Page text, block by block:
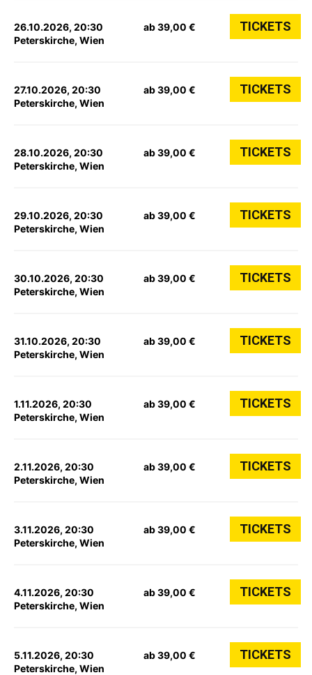
26.10.2026, 20:30
Peterskirche, Wien
ab 39,00 € TICKETS
27.10.2026, 20:30
Peterskirche, Wien
ab 39,00 € TICKETS
28.10.2026, 20:30
Peterskirche, Wien
ab 39,00 € TICKETS
29.10.2026, 20:30
Peterskirche, Wien
ab 39,00 € TICKETS
30.10.2026, 20:30
Peterskirche, Wien
ab 39,00 € TICKETS
31.10.2026, 20:30
Peterskirche, Wien
ab 39,00 € TICKETS
1.11.2026, 20:30
Peterskirche, Wien
ab 39,00 € TICKETS
2.11.2026, 20:30
Peterskirche, Wien
ab 39,00 € TICKETS
3.11.2026, 20:30
Peterskirche, Wien
ab 39,00 € TICKETS
4.11.2026, 20:30
Peterskirche, Wien
ab 39,00 € TICKETS
5.11.2026, 20:30
Peterskirche, Wien
ab 39,00 € TICKETS